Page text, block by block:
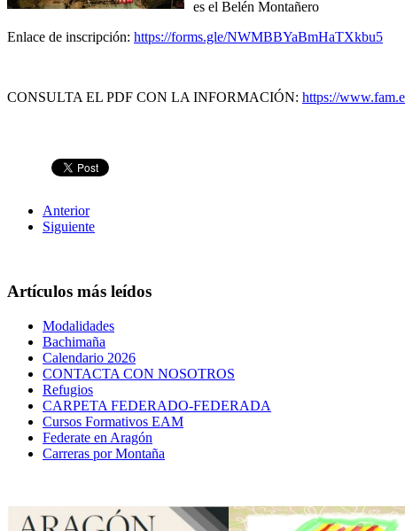
es el Belén Montañero
Enlace de inscripción: https://forms.gle/NWMBBYaBmHaTXkbu5
CONSULTA EL PDF CON LA INFORMACIÓN: https://
Anterior
Siguiente
Artículos más leídos
Modalidades
Bachimaña
Calendario 2026
CONTACTA CON NOSOTROS
Refugios
CARPETA FEDERADO-FEDERADA
Cursos Formativos EAM
Federate en Aragón
Carreras por Montaña